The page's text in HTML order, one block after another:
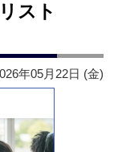
リスト
年05月22日 (金)